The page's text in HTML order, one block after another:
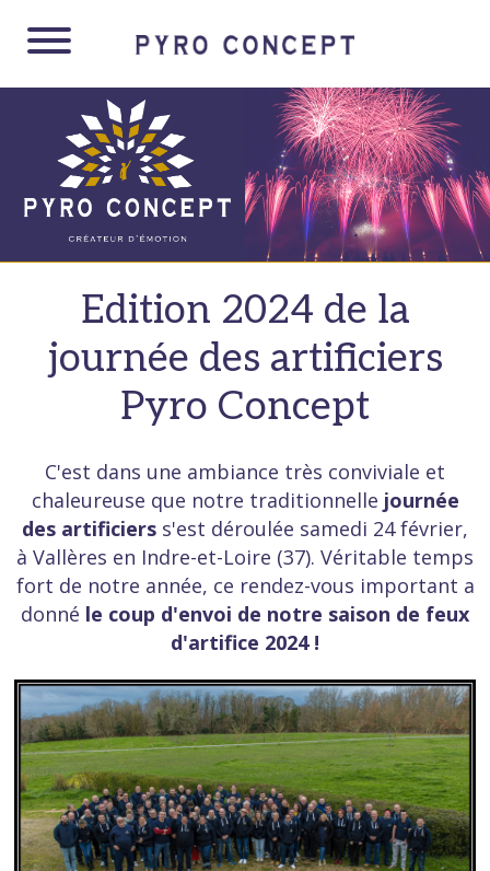
Edition 2024 de la
journée des artificiers
Pyro Concept
C'est dans une ambiance très conviviale et
chaleureuse que notre traditionnelle journée
des artificiers s'est déroulée samedi 24 février,
à Vallères en Indre-et-Loire (37). Véritable temps
fort de notre année, ce rendez-vous important a
donné le coup d'envoi de notre saison de feux
d'artifice 2024 !